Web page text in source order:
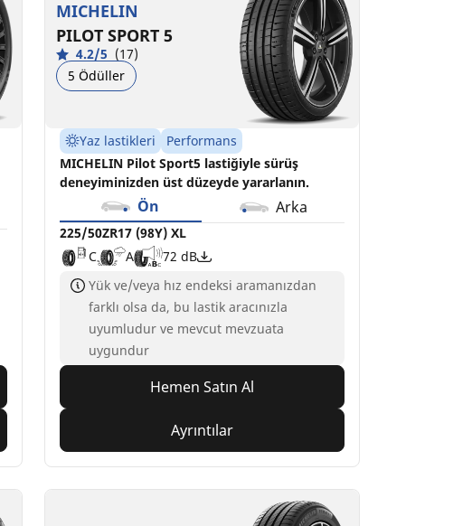
MICHELIN
PILOT SPORT 5
4.2/5 (17)
5 Ödüller
Yaz lastikleri
Performans
MICHELIN Pilot Sport5 lastiğiyle sürüş
deneyiminizden üst düzeyde yararlanın.
Ön Arka
225/50ZR17 (98Y) XL
C
A 72 dB
Yük ve/veya hız endeksi aramanızdan
farklı olsa da, bu lastik aracınızla
uyumludur ve mevcut mevzuata
uygundur
Hemen Satın Al
Ayrıntılar